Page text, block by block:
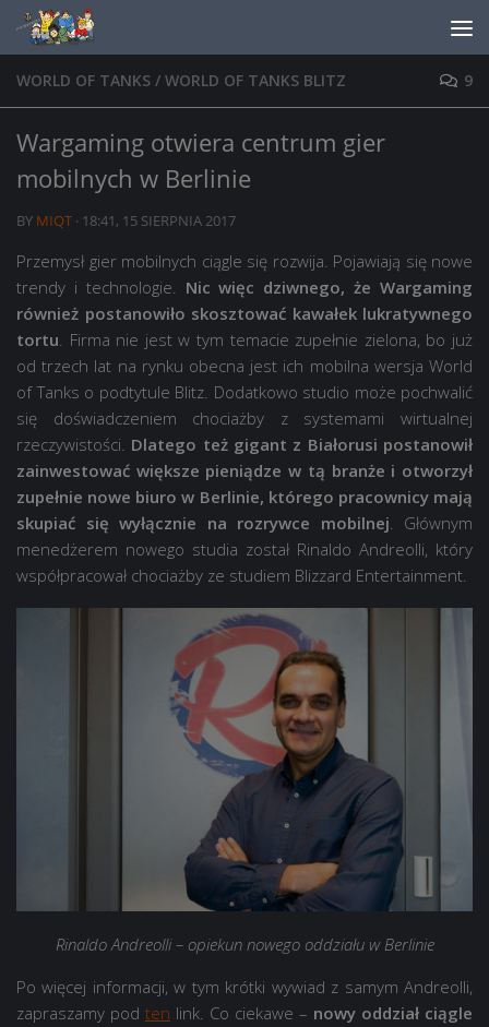
Skip to content
WORLD OF TANKS / WORLD OF TANKS BLITZ 9
Wargaming otwiera centrum gier
mobilnych w Berlinie
BY MIQT · 18:41, 15 SIERPNIA 2017
Przemysł gier mobilnych ciągle się rozwija. Pojawiają się nowe
trendy i technologie. Nic więc dziwnego, że Wargaming
również postanowiło skosztować kawałek lukratywnego
tortu. Firma nie jest w tym temacie zupełnie zielona, bo już
od trzech lat na rynku obecna jest ich mobilna wersja World
of Tanks o podtytule Blitz. Dodatkowo studio może pochwalić
się doświadczeniem chociażby z systemami wirtualnej
rzeczywistości. Dlatego też gigant z Białorusi postanowił
zainwestować większe pieniądze w tą branże i otworzył
zupełnie nowe biuro w Berlinie, którego pracownicy mają
skupiać się wyłącznie na rozrywce mobilnej. Głównym
menedżerem nowego studia został Rinaldo Andreolli, który
współpracował chociażby ze studiem Blizzard Entertainment.
Rinaldo Andreolli – opiekun nowego oddziału w Berlinie
Po więcej informacji, w tym krótki wywiad z samym Andreolli,
zapraszamy pod ten link. Co ciekawe – nowy oddział ciągle